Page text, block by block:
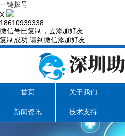
一键拨号
X
18610939338
微信号已复制，去添加好友
复制成功,请到微信添加好友
首页 关于我们
新闻资讯 技术支持